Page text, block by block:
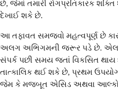
છે, જેમાં તમારી રોગપ્રતિકારક
દેખાઈ શકે છે.
આ તફાવત સમજવો મહત્વપૂર્ણ છે
અલગ અભિગમની જરૂર પડે છે.
સંપર્ક પછી સમય જતાં વિકસિત થાય
તાત્કાલિક થઈ શકે છે, પ્રથમ
જેમ કે મજબૂત એસિડ અથવા